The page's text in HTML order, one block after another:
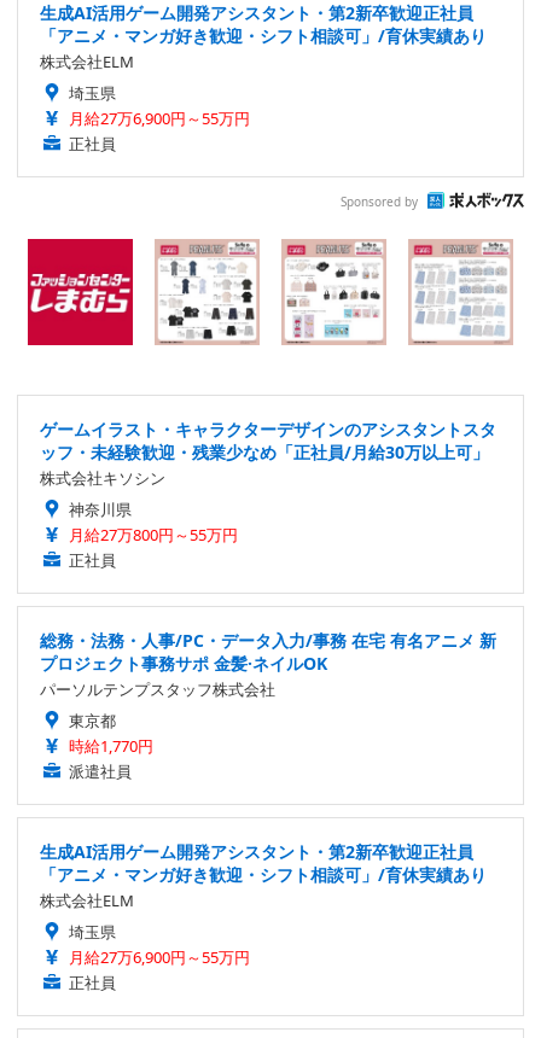
生成AI活用ゲーム開発アシスタント・第2新卒歓迎正社員
「アニメ・マンガ好き歓迎・シフト相談可」/育休実績あり
株式会社ELM
埼玉県
月給27万6,900円～55万円
正社員
Sponsored by
ゲームイラスト・キャラクターデザインのアシスタントスタ
ッフ・未経験歓迎・残業少なめ「正社員/月給30万以上可」
株式会社キソシン
神奈川県
月給27万800円～55万円
正社員
総務・法務・人事/PC・データ入力/事務 在宅 有名アニメ 新
プロジェクト事務サポ 金髪·ネイルOK
パーソルテンプスタッフ株式会社
東京都
時給1,770円
派遣社員
生成AI活用ゲーム開発アシスタント・第2新卒歓迎正社員
「アニメ・マンガ好き歓迎・シフト相談可」/育休実績あり
株式会社ELM
埼玉県
月給27万6,900円～55万円
正社員